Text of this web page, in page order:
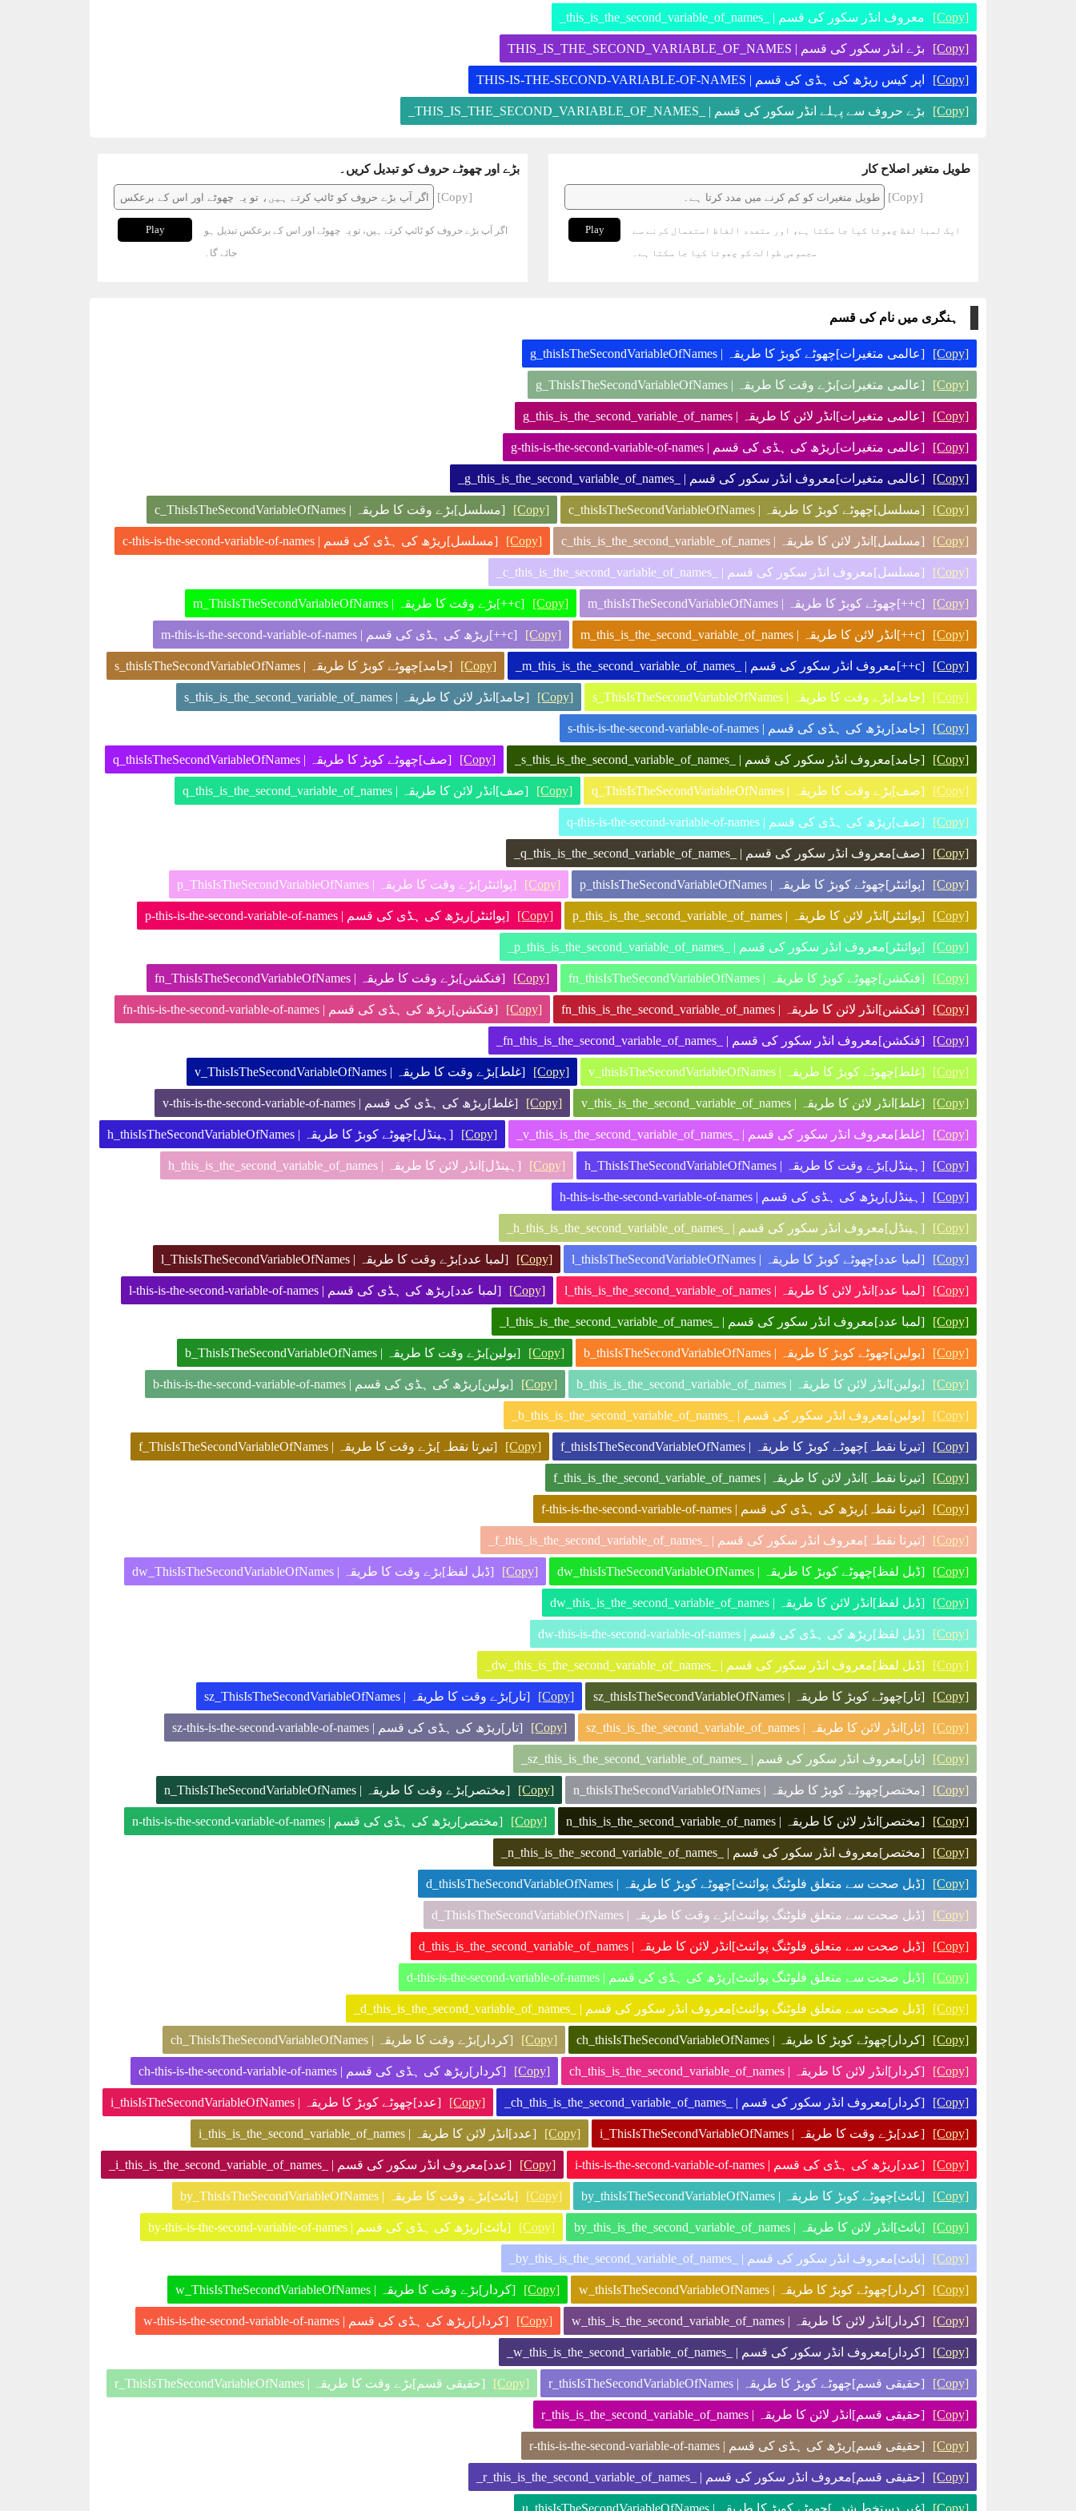
معروف انڈر سکور کی قسم | _this_is_the_second_variable_of_names_ [Copy]
بڑے انڈر سکور کی قسم | THIS_IS_THE_SECOND_VARIABLE_OF_NAMES [Copy]
اپر کیس ریڑھ کی ہڈی کی قسم | THIS-IS-THE-SECOND-VARIABLE-OF-NAMES [Copy]
بڑے حروف سے پہلے انڈر سکور کی قسم | _THIS_IS_THE_SECOND_VARIABLE_OF_NAMES_ [Copy]
بڑے اور چھوٹے حروف کو تبدیل کریں۔
[Copy]
Play
اگر آپ بڑے حروف کو ٹائپ کرتے ہیں، تو یہ چھوٹے اور اس کے برعکس تبدیل ہو
جائے گا۔
طویل متغیر اصلاح کار
[Copy]
Play
ایک لمبا لفظ چھوٹا کیا جا سکتا ہے، اور متعدد الفاظ استعمال کرنے سے
مجموعی طوالت کو چھوٹا کیا جا سکتا ہے۔
ہنگری میں نام کی قسم
[عالمی متغیرات]چھوٹے کوبڑ کا طریقہ | g_thisIsTheSecondVariableOfNames [Copy]
[عالمی متغیرات]بڑے وقت کا طریقہ | g_ThisIsTheSecondVariableOfNames [Copy]
[عالمی متغیرات]انڈر لائن کا طریقہ | g_this_is_the_second_variable_of_names [Copy]
[عالمی متغیرات]ریڑھ کی ہڈی کی قسم | g-this-is-the-second-variable-of-names [Copy]
[عالمی متغیرات]معروف انڈر سکور کی قسم | _g_this_is_the_second_variable_of_names_ [Copy]
[مسلسل]چھوٹے کوبڑ کا طریقہ | c_thisIsTheSecondVariableOfNames [Copy] [مسلسل]بڑے وقت کا طریقہ | c_ThisIsTheSecondVariableOfNames [Copy]
[مسلسل]انڈر لائن کا طریقہ | c_this_is_the_second_variable_of_names [Copy] [مسلسل]ریڑھ کی ہڈی کی قسم | c-this-is-the-second-variable-of-names [Copy]
[مسلسل]معروف انڈر سکور کی قسم | _c_this_is_the_second_variable_of_names_ [Copy]
[c++]چھوٹے کوبڑ کا طریقہ | m_thisIsTheSecondVariableOfNames [Copy] [c++]بڑے وقت کا طریقہ | m_ThisIsTheSecondVariableOfNames [Copy]
[c++]انڈر لائن کا طریقہ | m_this_is_the_second_variable_of_names [Copy] [c++]ریڑھ کی ہڈی کی قسم | m-this-is-the-second-variable-of-names [Copy]
[c++]معروف انڈر سکور کی قسم | _m_this_is_the_second_variable_of_names_ [Copy] [جامد]چھوٹے کوبڑ کا طریقہ | s_thisIsTheSecondVariableOfNames [Copy]
[جامد]بڑے وقت کا طریقہ | s_ThisIsTheSecondVariableOfNames [Copy] [جامد]انڈر لائن کا طریقہ | s_this_is_the_second_variable_of_names [Copy]
[جامد]ریڑھ کی ہڈی کی قسم | s-this-is-the-second-variable-of-names [Copy]
[جامد]معروف انڈر سکور کی قسم | _s_this_is_the_second_variable_of_names_ [Copy] [صف]چھوٹے کوبڑ کا طریقہ | q_thisIsTheSecondVariableOfNames [Copy]
[صف]بڑے وقت کا طریقہ | q_ThisIsTheSecondVariableOfNames [Copy] [صف]انڈر لائن کا طریقہ | q_this_is_the_second_variable_of_names [Copy]
[صف]ریڑھ کی ہڈی کی قسم | q-this-is-the-second-variable-of-names [Copy]
[صف]معروف انڈر سکور کی قسم | _q_this_is_the_second_variable_of_names_ [Copy]
[پوائنٹر]چھوٹے کوبڑ کا طریقہ | p_thisIsTheSecondVariableOfNames [Copy] [پوائنٹر]بڑے وقت کا طریقہ | p_ThisIsTheSecondVariableOfNames [Copy]
[پوائنٹر]انڈر لائن کا طریقہ | p_this_is_the_second_variable_of_names [Copy] [پوائنٹر]ریڑھ کی ہڈی کی قسم | p-this-is-the-second-variable-of-names [Copy]
[پوائنٹر]معروف انڈر سکور کی قسم | _p_this_is_the_second_variable_of_names_ [Copy]
[فنکشن]چھوٹے کوبڑ کا طریقہ | fn_thisIsTheSecondVariableOfNames [Copy] [فنکشن]بڑے وقت کا طریقہ | fn_ThisIsTheSecondVariableOfNames [Copy]
[فنکشن]انڈر لائن کا طریقہ | fn_this_is_the_second_variable_of_names [Copy] [فنکشن]ریڑھ کی ہڈی کی قسم | fn-this-is-the-second-variable-of-names [Copy]
[فنکشن]معروف انڈر سکور کی قسم | _fn_this_is_the_second_variable_of_names_ [Copy]
[غلط]چھوٹے کوبڑ کا طریقہ | v_thisIsTheSecondVariableOfNames [Copy] [غلط]بڑے وقت کا طریقہ | v_ThisIsTheSecondVariableOfNames [Copy]
[غلط]انڈر لائن کا طریقہ | v_this_is_the_second_variable_of_names [Copy] [غلط]ریڑھ کی ہڈی کی قسم | v-this-is-the-second-variable-of-names [Copy]
[غلط]معروف انڈر سکور کی قسم | _v_this_is_the_second_variable_of_names_ [Copy] [ہینڈل]چھوٹے کوبڑ کا طریقہ | h_thisIsTheSecondVariableOfNames [Copy]
[ہینڈل]بڑے وقت کا طریقہ | h_ThisIsTheSecondVariableOfNames [Copy] [ہینڈل]انڈر لائن کا طریقہ | h_this_is_the_second_variable_of_names [Copy]
[ہینڈل]ریڑھ کی ہڈی کی قسم | h-this-is-the-second-variable-of-names [Copy]
[ہینڈل]معروف انڈر سکور کی قسم | _h_this_is_the_second_variable_of_names_ [Copy]
[لمبا عدد]چھوٹے کوبڑ کا طریقہ | l_thisIsTheSecondVariableOfNames [Copy] [لمبا عدد]بڑے وقت کا طریقہ | l_ThisIsTheSecondVariableOfNames [Copy]
[لمبا عدد]انڈر لائن کا طریقہ | l_this_is_the_second_variable_of_names [Copy] [لمبا عدد]ریڑھ کی ہڈی کی قسم | l-this-is-the-second-variable-of-names [Copy]
[لمبا عدد]معروف انڈر سکور کی قسم | _l_this_is_the_second_variable_of_names_ [Copy]
[بولین]چھوٹے کوبڑ کا طریقہ | b_thisIsTheSecondVariableOfNames [Copy] [بولین]بڑے وقت کا طریقہ | b_ThisIsTheSecondVariableOfNames [Copy]
[بولین]انڈر لائن کا طریقہ | b_this_is_the_second_variable_of_names [Copy] [بولین]ریڑھ کی ہڈی کی قسم | b-this-is-the-second-variable-of-names [Copy]
[بولین]معروف انڈر سکور کی قسم | _b_this_is_the_second_variable_of_names_ [Copy]
[تیرتا نقطہ]چھوٹے کوبڑ کا طریقہ | f_thisIsTheSecondVariableOfNames [Copy] [تیرتا نقطہ]بڑے وقت کا طریقہ | f_ThisIsTheSecondVariableOfNames [Copy]
[تیرتا نقطہ]انڈر لائن کا طریقہ | f_this_is_the_second_variable_of_names [Copy]
[تیرتا نقطہ]ریڑھ کی ہڈی کی قسم | f-this-is-the-second-variable-of-names [Copy]
[تیرتا نقطہ]معروف انڈر سکور کی قسم | _f_this_is_the_second_variable_of_names_ [Copy]
[ڈبل لفظ]چھوٹے کوبڑ کا طریقہ | dw_thisIsTheSecondVariableOfNames [Copy] [ڈبل لفظ]بڑے وقت کا طریقہ | dw_ThisIsTheSecondVariableOfNames [Copy]
[ڈبل لفظ]انڈر لائن کا طریقہ | dw_this_is_the_second_variable_of_names [Copy]
[ڈبل لفظ]ریڑھ کی ہڈی کی قسم | dw-this-is-the-second-variable-of-names [Copy]
[ڈبل لفظ]معروف انڈر سکور کی قسم | _dw_this_is_the_second_variable_of_names_ [Copy]
[تار]چھوٹے کوبڑ کا طریقہ | sz_thisIsTheSecondVariableOfNames [Copy] [تار]بڑے وقت کا طریقہ | sz_ThisIsTheSecondVariableOfNames [Copy]
[تار]انڈر لائن کا طریقہ | sz_this_is_the_second_variable_of_names [Copy] [تار]ریڑھ کی ہڈی کی قسم | sz-this-is-the-second-variable-of-names [Copy]
[تار]معروف انڈر سکور کی قسم | _sz_this_is_the_second_variable_of_names_ [Copy]
[مختصر]چھوٹے کوبڑ کا طریقہ | n_thisIsTheSecondVariableOfNames [Copy] [مختصر]بڑے وقت کا طریقہ | n_ThisIsTheSecondVariableOfNames [Copy]
[مختصر]انڈر لائن کا طریقہ | n_this_is_the_second_variable_of_names [Copy] [مختصر]ریڑھ کی ہڈی کی قسم | n-this-is-the-second-variable-of-names [Copy]
[مختصر]معروف انڈر سکور کی قسم | _n_this_is_the_second_variable_of_names_ [Copy]
[ڈبل صحت سے متعلق فلوٹنگ پوائنٹ]چھوٹے کوبڑ کا طریقہ | d_thisIsTheSecondVariableOfNames [Copy]
[ڈبل صحت سے متعلق فلوٹنگ پوائنٹ]بڑے وقت کا طریقہ | d_ThisIsTheSecondVariableOfNames [Copy]
[ڈبل صحت سے متعلق فلوٹنگ پوائنٹ]انڈر لائن کا طریقہ | d_this_is_the_second_variable_of_names [Copy]
[ڈبل صحت سے متعلق فلوٹنگ پوائنٹ]ریڑھ کی ہڈی کی قسم | d-this-is-the-second-variable-of-names [Copy]
[ڈبل صحت سے متعلق فلوٹنگ پوائنٹ]معروف انڈر سکور کی قسم | _d_this_is_the_second_variable_of_names_ [Copy]
[کردار]چھوٹے کوبڑ کا طریقہ | ch_thisIsTheSecondVariableOfNames [Copy] [کردار]بڑے وقت کا طریقہ | ch_ThisIsTheSecondVariableOfNames [Copy]
[کردار]انڈر لائن کا طریقہ | ch_this_is_the_second_variable_of_names [Copy] [کردار]ریڑھ کی ہڈی کی قسم | ch-this-is-the-second-variable-of-names [Copy]
[کردار]معروف انڈر سکور کی قسم | _ch_this_is_the_second_variable_of_names_ [Copy] [عدد]چھوٹے کوبڑ کا طریقہ | i_thisIsTheSecondVariableOfNames [Copy]
[عدد]بڑے وقت کا طریقہ | i_ThisIsTheSecondVariableOfNames [Copy] [عدد]انڈر لائن کا طریقہ | i_this_is_the_second_variable_of_names [Copy]
[عدد]ریڑھ کی ہڈی کی قسم | i-this-is-the-second-variable-of-names [Copy] [عدد]معروف انڈر سکور کی قسم | _i_this_is_the_second_variable_of_names_ [Copy]
[بائٹ]چھوٹے کوبڑ کا طریقہ | by_thisIsTheSecondVariableOfNames [Copy] [بائٹ]بڑے وقت کا طریقہ | by_ThisIsTheSecondVariableOfNames [Copy]
[بائٹ]انڈر لائن کا طریقہ | by_this_is_the_second_variable_of_names [Copy] [بائٹ]ریڑھ کی ہڈی کی قسم | by-this-is-the-second-variable-of-names [Copy]
[بائٹ]معروف انڈر سکور کی قسم | _by_this_is_the_second_variable_of_names_ [Copy]
[کردار]چھوٹے کوبڑ کا طریقہ | w_thisIsTheSecondVariableOfNames [Copy] [کردار]بڑے وقت کا طریقہ | w_ThisIsTheSecondVariableOfNames [Copy]
[کردار]انڈر لائن کا طریقہ | w_this_is_the_second_variable_of_names [Copy] [کردار]ریڑھ کی ہڈی کی قسم | w-this-is-the-second-variable-of-names [Copy]
[کردار]معروف انڈر سکور کی قسم | _w_this_is_the_second_variable_of_names_ [Copy]
[حقیقی قسم]چھوٹے کوبڑ کا طریقہ | r_thisIsTheSecondVariableOfNames [Copy] [حقیقی قسم]بڑے وقت کا طریقہ | r_ThisIsTheSecondVariableOfNames [Copy]
[حقیقی قسم]انڈر لائن کا طریقہ | r_this_is_the_second_variable_of_names [Copy]
[حقیقی قسم]ریڑھ کی ہڈی کی قسم | r-this-is-the-second-variable-of-names [Copy]
[حقیقی قسم]معروف انڈر سکور کی قسم | _r_this_is_the_second_variable_of_names_ [Copy]
[غیر دستخط شدہ]چھوٹے کوبڑ کا طریقہ | u_thisIsTheSecondVariableOfNames [Copy]